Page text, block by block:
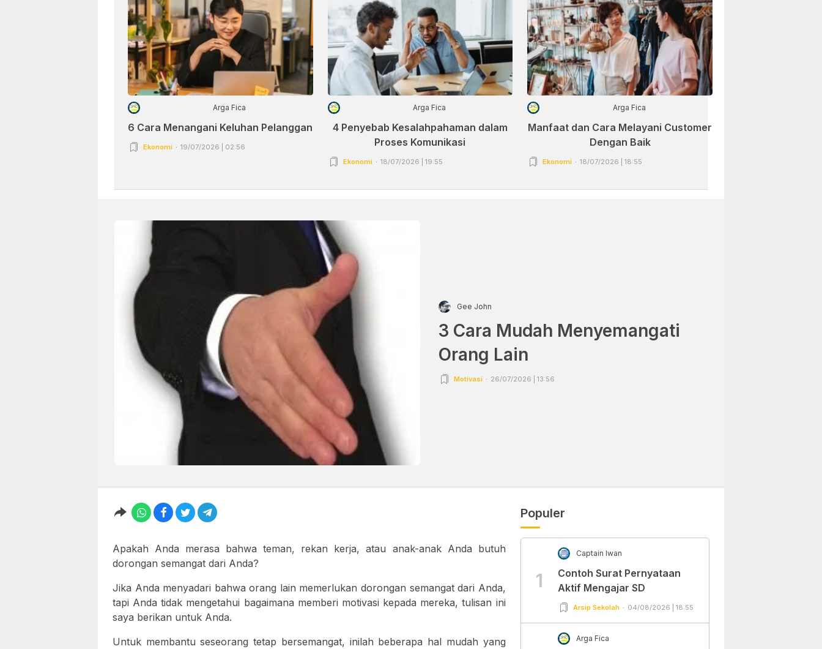
Arga Fica
6 Cara Menangani Keluhan Pelanggan
Ekonomi 19/07/2026 | 02:56
Arga Fica
4 Penyebab Kesalahpahaman dalam
Proses Komunikasi
Ekonomi 18/07/2026 | 19:55
Arga Fica
Manfaat dan Cara Melayani Customer
Dengan Baik
Ekonomi 18/07/2026 | 18:55
Gee John
3 Cara Mudah Menyemangati
Orang Lain
Motivasi 26/07/2026 | 13:56
Apakah Anda merasa bahwa teman, rekan kerja, atau anak-anak Anda butuh
dorongan semangat dari Anda?
Jika Anda menyadari bahwa orang lain memerlukan dorongan semangat dari Anda,
tapi Anda tidak mengetahui bagaimana memberi motivasi kepada mereka, tulisan ini
saya berikan untuk Anda.
Untuk membantu seseorang tetap bersemangat, inilah beberapa hal mudah yang
Populer
1
Captain Iwan
Contoh Surat Pernyataan
Aktif Mengajar SD
Arsip Sekolah 04/08/2026 | 18:55
Arga Fica